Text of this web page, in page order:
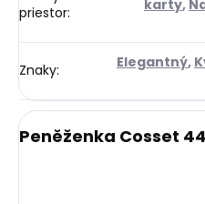
priestor:
karty,
Znaky: Elegantný,
Peněženka Cosset